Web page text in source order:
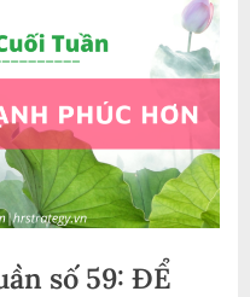
số 59: ĐỂ